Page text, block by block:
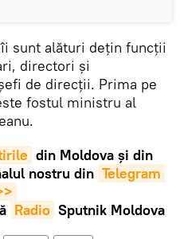
sunt alături dețin funcții
directori și
de direcții. Prima pe
fostul ministru al
din Moldova și din
nostru din Telegram
Radio Sputnik Moldova